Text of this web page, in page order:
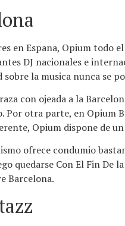
en Espana, Opium todo
DJ nacionales e
sobre la musica nunca se
con ojeada a la
Por otra parte, en Opium
Opium dispone de
ofrece condumio
quedarse Con El Fin
Barcelona.